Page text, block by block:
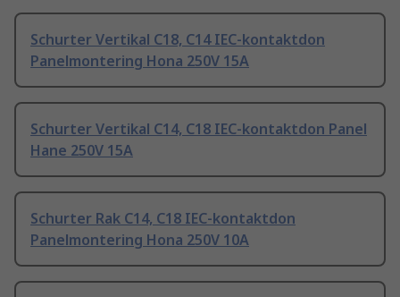
Schurter Vertikal C18, C14 IEC-kontaktdon
Panelmontering Hona 250V 15A
Schurter Vertikal C14, C18 IEC-kontaktdon Panel
Hane 250V 15A
Schurter Rak C14, C18 IEC-kontaktdon
Panelmontering Hona 250V 10A